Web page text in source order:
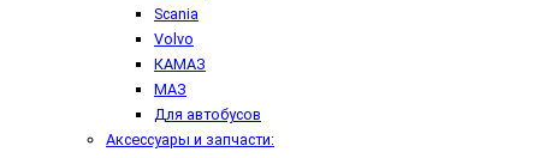
Scania
Volvo
КАМАЗ
МАЗ
Для автобусов
Аксессуары и запчасти: